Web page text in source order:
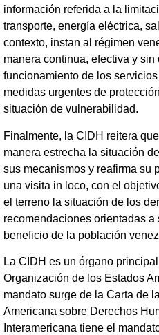
información referida a la
transporte, energía eléctrica,
contexto, instan al régimen
manera continua, efectiva y sin
funcionamiento de los
medidas urgentes de
situación de vulnerabilidad.
Finalmente, la CIDH reitera
manera estrecha la situación
sus mecanismos y reafirma su
una visita in loco, con el
el terreno la situación de los
recomendaciones orientadas a
beneficio de la población
La CIDH es un órgano
Organización de los Estados
mandato surge de la Carta de
Americana sobre Derechos
Interamericana tiene el